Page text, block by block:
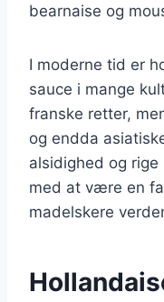
bearnaise og
I moderne tid er
sauce i mange
franske retter,
og endda
alsidighed og
med at være en
madelskere